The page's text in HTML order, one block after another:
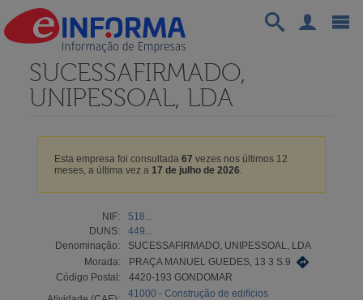
SUCESSAFIRMADO,
UNIPESSOAL, LDA
Esta empresa foi consultada 67 vezes nos últimos 12
meses, a última vez a 17 de julho de 2026.
NIF:
518...
DUNS:
449...
Denominação:
SUCESSAFIRMADO, UNIPESSOAL, LDA
Morada:
PRAÇA MANUEL GUEDES, 13 3 S.9
Código Postal:
4420-193 GONDOMAR
41000 - Construção de edifícios